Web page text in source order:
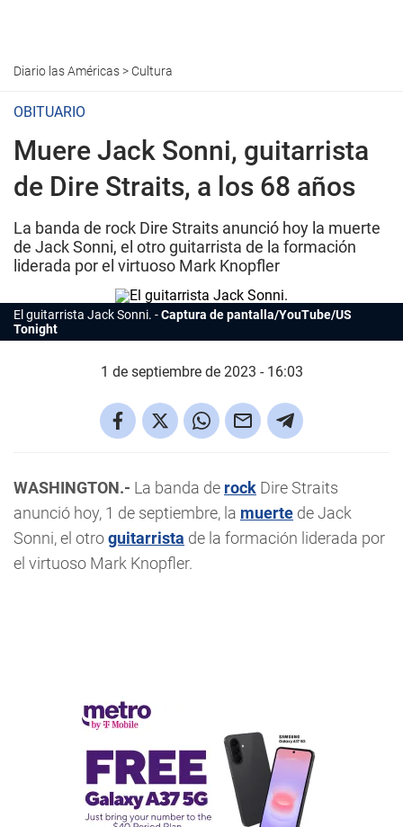
Diario las Américas> Cultura
OBITUARIO
Muere Jack Sonni, guitarrista
de Dire Straits, a los 68 años
La banda de rock Dire Straits anunció hoy la muerte
de Jack Sonni, el otro guitarrista de la formación
liderada por el virtuoso Mark Knopfler
El guitarrista Jack Sonni.
Captura de pantalla/YouTube/US
Tonight
1 de septiembre de 2023 - 16:03
WASHINGTON.- La banda de rock Dire Straits
anunció hoy, 1 de septiembre, la muerte de Jack
Sonni, el otroguitarrista de la formación liderada por
el virtuoso Mark Knopfler.